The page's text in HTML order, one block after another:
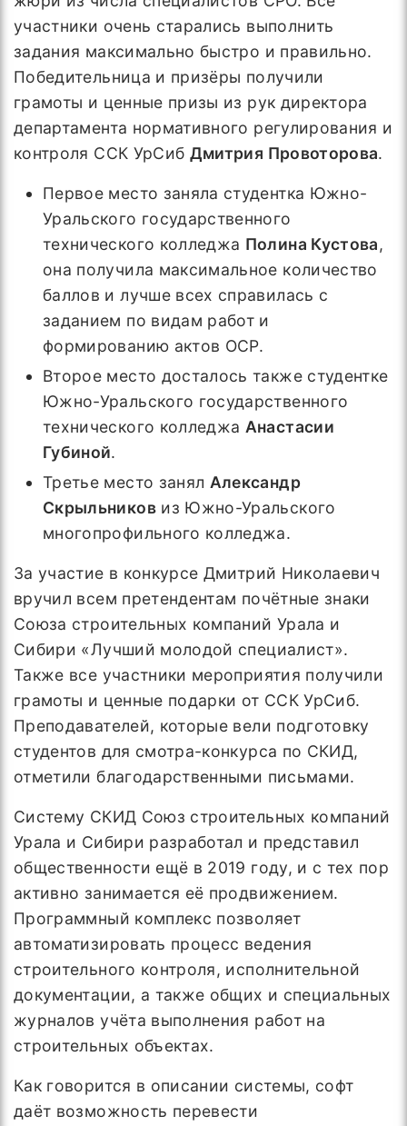
участники очень старались выполнить
задания максимально быстро и правильно.
Победительница и призёры получили
грамоты и ценные призы из рук директора
департамента нормативного регулирования и
контроля ССК УрСиб Дмитрия Провоторова.
Первое место заняла студентка Южно-
Уральского государственного
технического колледжа Полина Кустова,
она получила максимальное количество
баллов и лучше всех справилась с
заданием по видам работ и
формированию актов ОСР.
Второе место досталось также студентке
Южно-Уральского государственного
технического колледжа Анастасии
Губиной.
Третье место занял Александр
Скрыльниковиз Южно-Уральского
многопрофильного колледжа.
За участие в конкурсе Дмитрий Николаевич
вручил всем претендентам почётные знаки
Союза строительных компаний Урала и
Сибири «Лучший молодой специалист».
Также все участники мероприятия получили
грамоты и ценные подарки от ССК УрСиб.
Преподавателей, которые вели подготовку
студентов для смотра-конкурса по СКИД,
отметили благодарственными письмами.
Систему СКИД Союз строительных компаний
Урала и Сибири разработал и представил
общественности ещё в 2019 году, и с тех пор
активно занимается её продвижением.
Программный комплекс позволяет
автоматизировать процесс ведения
строительного контроля, исполнительной
документации, а также общих и специальных
журналов учёта выполнения работ на
строительных объектах.
Как говорится в описании системы, софт
даёт возможность перевести